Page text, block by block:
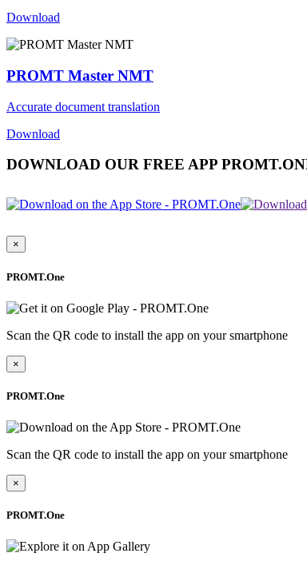
Download
PROMT Master NMT
Accurate document translation
Download
DOWNLOAD OUR FREE APP
×
PROMT.One
Scan the QR code to install the app on your smartphone
×
PROMT.One
Scan the QR code to install the app on your smartphone
×
PROMT.One